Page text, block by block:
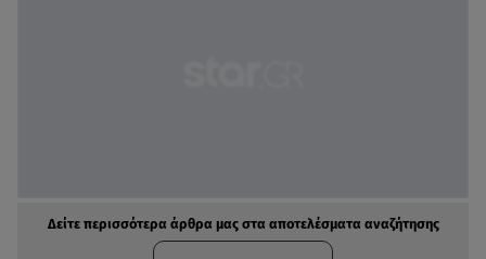
Δείτε περισσότερα άρθρα μας στα αποτελέσματα αναζήτησης